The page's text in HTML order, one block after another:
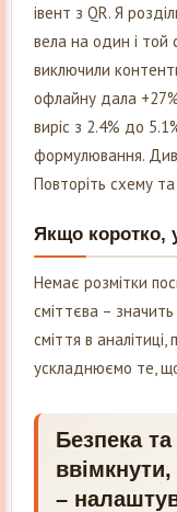
івент з QR. Я
вела на один і той
виключили
офлайну дала
виріс з 2.4% до
формулювання.
Повторіть схему та
Якщо коротко,
Немає розмітки
сміттєва –
сміття в аналітиці,
ускладнюємо те,
Безпека
–